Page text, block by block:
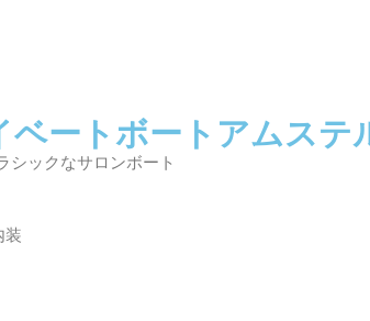
ベートボートアムステ
シックなサロンボート
装